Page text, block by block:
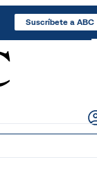
Suscríbete a ABC